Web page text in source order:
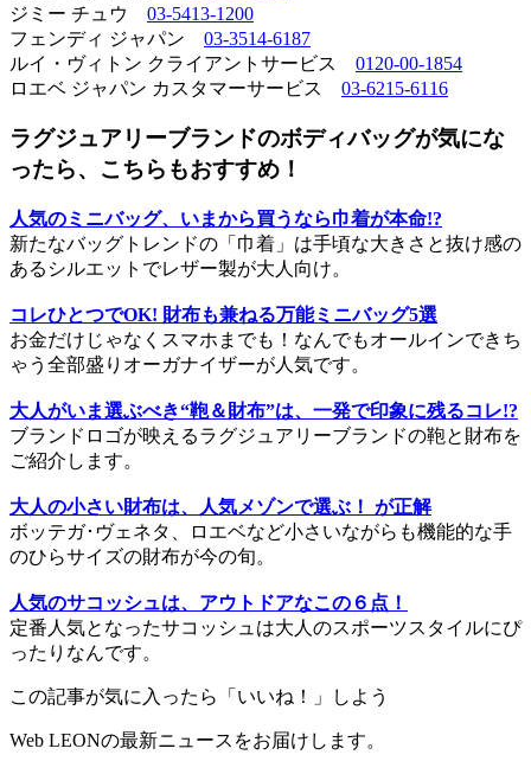
ジミー チュウ 03-5413-1200
フェンディ ジャパン 03-3514-6187
ルイ・ヴィトン クライアントサービス 0120-00-1854
ロエベ ジャパン カスタマーサービス 03-6215-6116
ラグジュアリーブランドのボディバッグが気にな
ったら、こちらもおすすめ！
人気のミニバッグ、いまから買うなら巾着が本命!?
新たなバッグトレンドの「巾着」は手頃な大きさと抜け感の
あるシルエットでレザー製が大人向け。
コレひとつでOK! 財布も兼ねる万能ミニバッグ5選
お金だけじゃなくスマホまでも！なんでもオールインできち
ゃう全部盛りオーガナイザーが人気です。
大人がいま選ぶべき“鞄＆財布”は、一発で印象に残るコレ!?
ブランドロゴが映えるラグジュアリーブランドの鞄と財布を
ご紹介します。
大人の小さい財布は、人気メゾンで選ぶ！ が正解
ボッテガ･ヴェネタ、ロエベなど小さいながらも機能的な手
のひらサイズの財布が今の旬。
人気のサコッシュは、アウトドアなこの６点！
定番人気となったサコッシュは大人のスポーツスタイルにぴ
ったりなんです。
この記事が気に入ったら「いいね！」しよう
Web LEONの最新ニュースをお届けします。